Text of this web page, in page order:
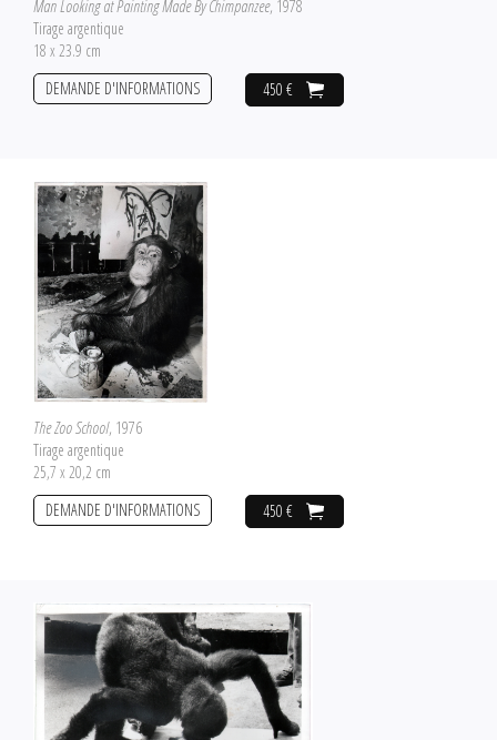
Man Looking at Painting Made By Chimpanzee, 1978
Tirage argentique
18 x 23.9 cm
450 €
DEMANDE D'INFORMATIONS
The Zoo School, 1976
Tirage argentique
25,7 x 20,2 cm
450 €
DEMANDE D'INFORMATIONS